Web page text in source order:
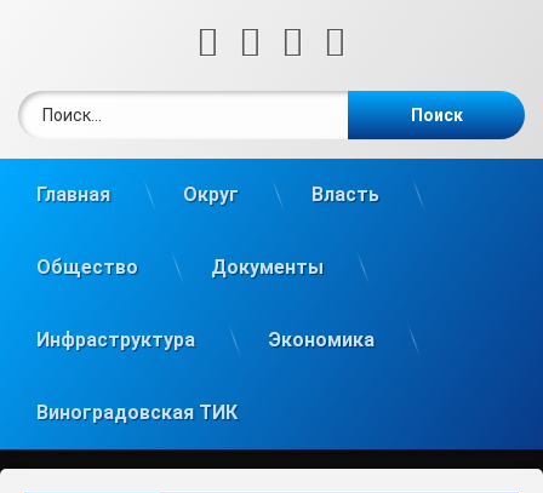
RSS E-mailВКонтакте
Главная Округ Власть
Общество Документы
Инфраструктура Экономика
Виноградовская ТИК